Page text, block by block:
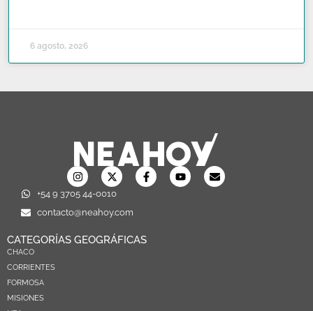
6 agosto, 2026
+54 9 3705 44-0010
contacto@neahoy.com
CATEGORÍAS GEOGRÁFICAS
CHACO
CORRIENTES
FORMOSA
MISIONES